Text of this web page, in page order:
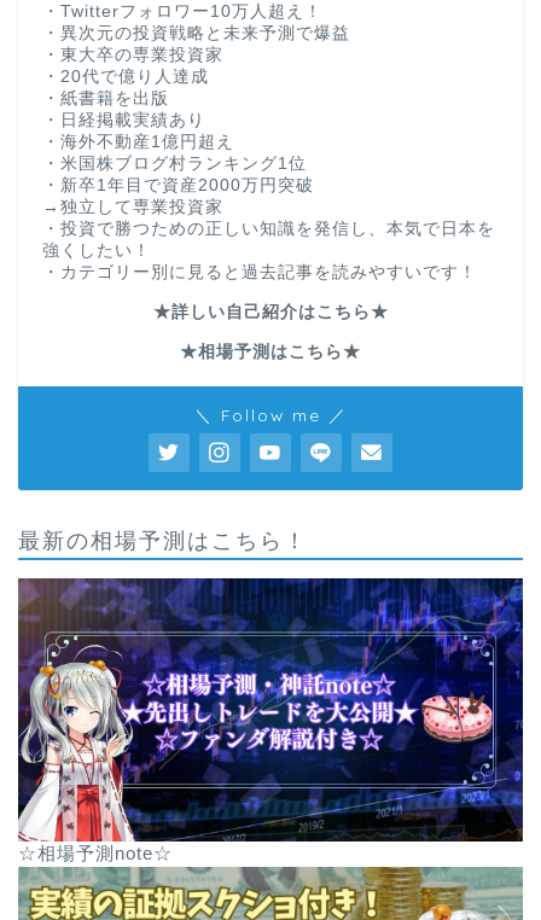
・Twitterフォロワー10万人超え！
・異次元の投資戦略と未来予測で爆益
・東大卒の専業投資家
・20代で億り人達成
・紙書籍を出版
・日経掲載実績あり
・海外不動産1億円超え
・米国株ブログ村ランキング1位
・新卒1年目で資産2000万円突破
→独立して専業投資家
・投資で勝つための正しい知識を発信し、本気で日本を
強くしたい！
・カテゴリー別に見ると過去記事を読みやすいです！
★詳しい自己紹介はこちら★
★相場予測はこちら★
＼ Follow me ／
最新の相場予測はこちら！
☆相場予測note☆